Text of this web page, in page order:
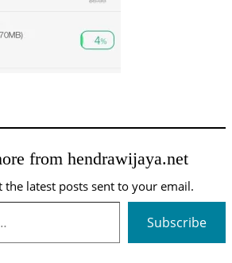
from hendrawijaya.net
the latest posts sent to your email.
Subscribe